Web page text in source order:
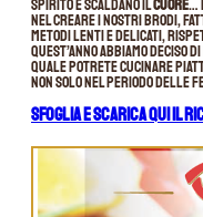
spirito e scaldano ilcuore…
nel creare i nostri brodi,
metodi lenti e delicati,
Quest’anno abbiamo
quale potrete cucinare
non solo nel periodo delle
SFOGLIA E SCARICA QUI IL